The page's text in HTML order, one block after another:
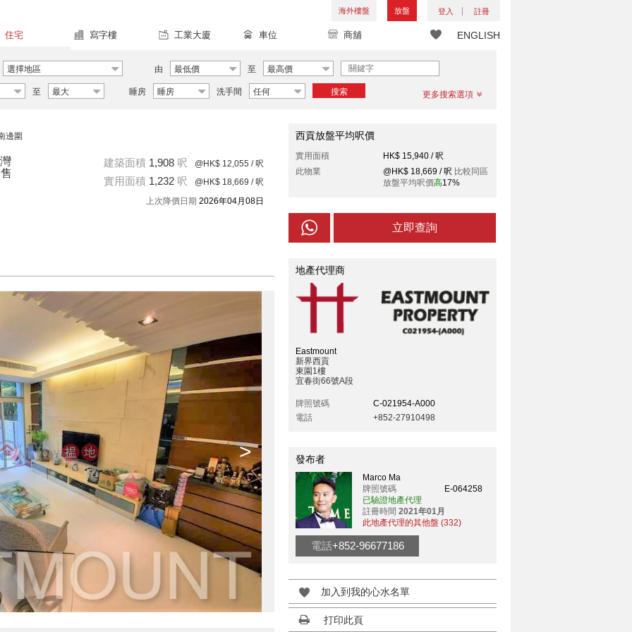
海外樓盤 放盤 登入 註冊
ENGLISH
住宅 寫字樓 工業大廈 車位 商舖
選擇地區 由 最低價 至 最高價
至 最大 睡房 睡房 洗手間 任何 搜索 更多搜索選項
邊圍
建築面積 1,908 呎 @HK$ 12,055 / 呎
實用面積 1,232 呎 @HK$ 18,669 / 呎
上次降價日期 2026年04月08日
>
西貢放盤平均呎價
實用面積
HK$ 15,940 / 呎
此物業
@HK$ 18,669 / 呎 比較同區
放盤平均呎價高17%
立即查詢
地產代理商
Eastmount
新界西貢
東園1樓
宜春街66號A段
牌照號碼
C-021954-A000
電話
+852-27910498
發布者
Marco Ma
牌照號碼
E-064258
已驗證地產代理
註冊時間 2021年01月
此地產代理的其他盤 (332)
電話+852-96677186
加入到我的心水名單
打印此頁